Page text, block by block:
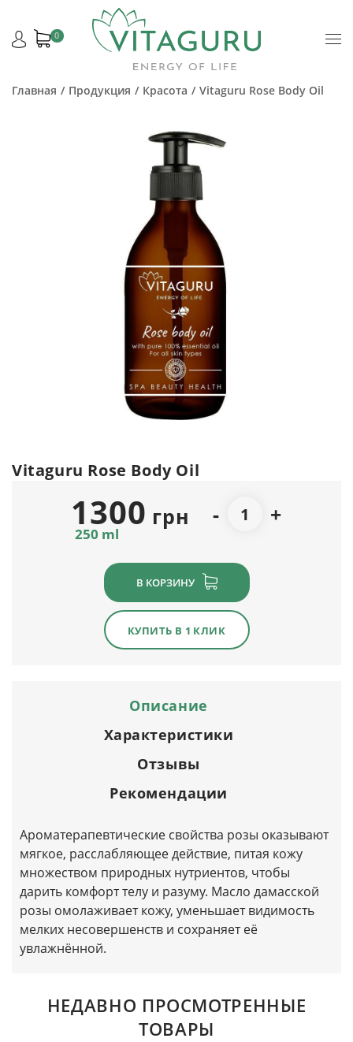
0
Главная Продукция Красота Vitaguru Rose Body Oil
Vitaguru Rose Body Oil
1300 грн
250 ml
- +
В КОРЗИНУ
КУПИТЬ В 1 КЛИК
Описание
Характеристики
Отзывы
Рекомендации
Ароматерапевтические свойства розы оказывают
мягкое, расслабляющее действие, питая кожу
множеством природных нутриентов, чтобы
дарить комфорт телу и разуму. Масло дамасской
розы омолаживает кожу, уменьшает видимость
мелких несовершенств и сохраняет её
увлажнённой.
НЕДАВНО ПРОСМОТРЕННЫЕ
ТОВАРЫ